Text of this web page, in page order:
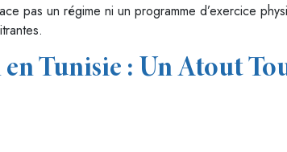
pas un régime ni un programme d’exercice
Tunisie : Un Atout